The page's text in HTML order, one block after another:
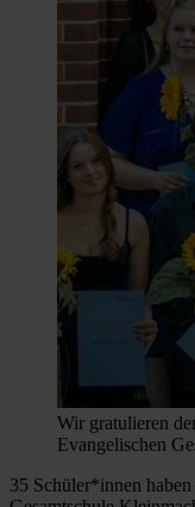
Wir gratulieren
Evangelischen
35 Schüler*innen